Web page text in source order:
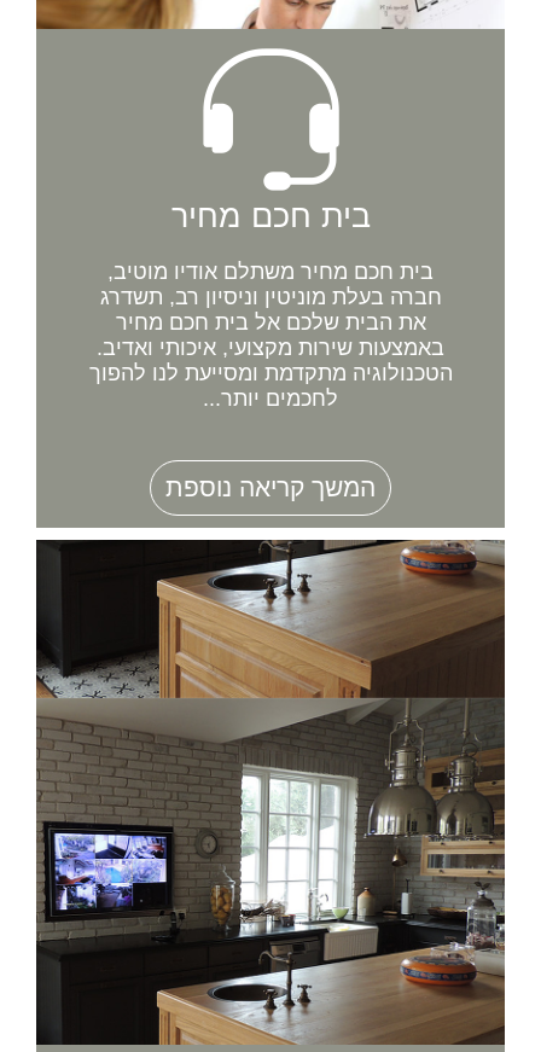
בית חכם מחיר
בית חכם מחיר משתלם אודיו מוטיב,
חברה בעלת מוניטין וניסיון רב, תשדרג
את הבית שלכם אל בית חכם מחיר
באמצעות שירות מקצועי, איכותי ואדיב.
הטכנולוגיה מתקדמת ומסייעת לנו להפוך
לחכמים יותר...
המשך קריאה נוספת